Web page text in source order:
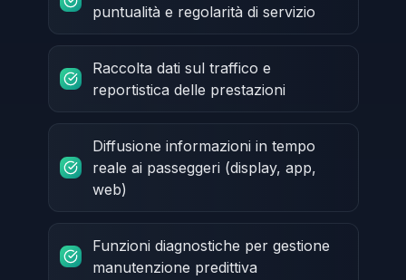
puntualità e regolarità di servizio
Raccolta dati sul traffico e
reportistica delle prestazioni
Diffusione informazioni in tempo
reale ai passeggeri (display, app,
web)
Funzioni diagnostiche per gestione
manutenzione predittiva